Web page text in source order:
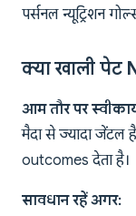
पर्सनल न्यूट्रिशन
क्या खाली पेट
आम तौर पर
मैदा से ज्यादा जेंटल
outcomes देता है।
सावधान रहें अगर: